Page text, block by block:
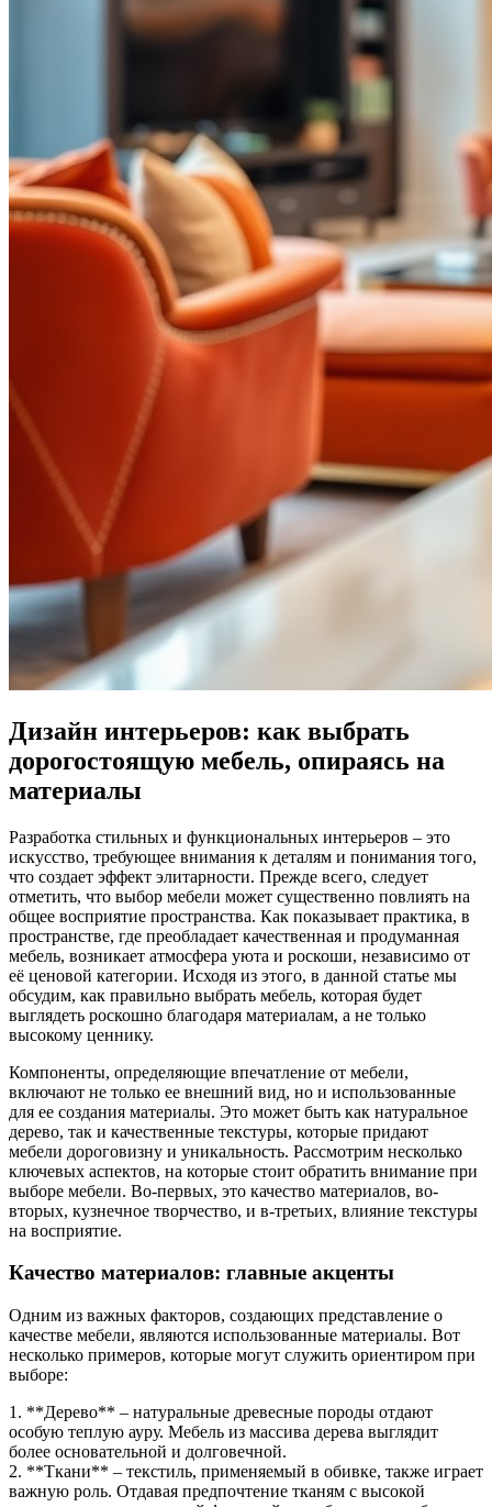
Дизайн интерьеров: как выбрать
дорогостоящую мебель, опираясь на
материалы
Разработка стильных и функциональных интерьеров – это
искусство, требующее внимания к деталям и понимания того,
что создает эффект элитарности. Прежде всего, следует
отметить, что выбор мебели может существенно повлиять на
общее восприятие пространства. Как показывает практика, в
пространстве, где преобладает качественная и продуманная
мебель, возникает атмосфера уюта и роскоши, независимо от
её ценовой категории. Исходя из этого, в данной статье мы
обсудим, как правильно выбрать мебель, которая будет
выглядеть роскошно благодаря материалам, а не только
высокому ценнику.
Компоненты, определяющие впечатление от мебели,
включают не только ее внешний вид, но и использованные
для ее создания материалы. Это может быть как натуральное
дерево, так и качественные текстуры, которые придают
мебели дороговизну и уникальность. Рассмотрим несколько
ключевых аспектов, на которые стоит обратить внимание при
выборе мебели. Во-первых, это качество материалов, во-
вторых, кузнечное творчество, и в-третьих, влияние текстуры
на восприятие.
Качество материалов: главные акценты
Одним из важных факторов, создающих представление о
качестве мебели, являются использованные материалы. Вот
несколько примеров, которые могут служить ориентиром при
выборе:
1. **Дерево** – натуральные древесные породы отдают
особую теплую ауру. Мебель из массива дерева выглядит
более основательной и долговечной.
2. **Ткани** – текстиль, применяемый в обивке, также играет
важную роль. Отдавая предпочтение тканям с высокой